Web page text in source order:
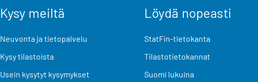
Kysy meiltä
Neuvonta ja tietopalvelu
Kysy tilastoista
Usein kysytyt kysymykset
Löydä nopeasti
StatFin-tietokanta
Tilastotietokannat
Suomi lukuina